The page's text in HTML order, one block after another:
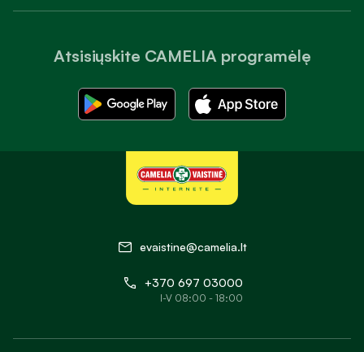
Atsisiųskite CAMELIA programėlę
evaistine@camelia.lt
+370 697 03000
I-V 08:00 - 18:00